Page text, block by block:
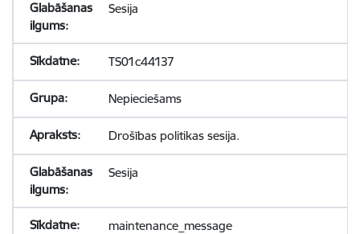
Sesija
TS01c44137
Nepieciešams
Drošības politikas sesija.
Sesija
maintenance_message